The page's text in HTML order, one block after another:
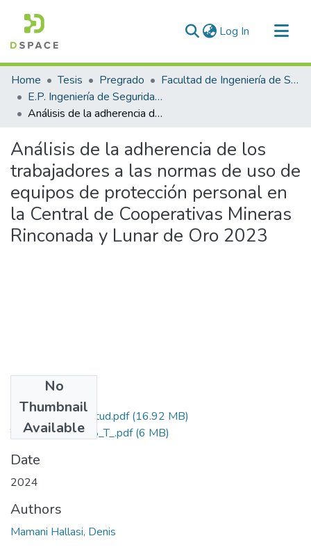
Log In (current)
Communities & Collections
All of DSpace
Statistics
Home Tesis Pregrado
Facultad de Ingeniería de Sistemas
E.P. Ingeniería de Seguridad y Gestión Minera
Análisis de la adherencia de los trabajadores a las normas de uso de equipos de protección personal en la Central de Cooperativas Mineras Rinconada y Lunar de Oro 2023
Análisis de la adherencia de los
trabajadores a las normas de uso de
equipos de protección personal en
la Central de Cooperativas Mineras
Rinconada y Lunar de Oro 2023
No
Thumbnail
Available
Grado de Similitud.pdf(16.92 MB)
T036_46632138_T_.pdf(6 MB)
Date
2024
Authors
Mamani Hallasi, Denis